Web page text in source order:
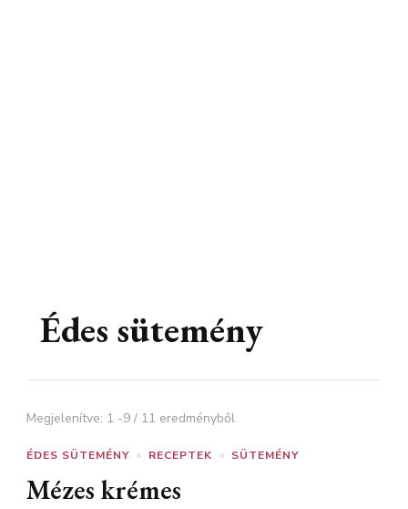
Édes sütemény
Megjelenítve: 1 -9 / 11 eredményből
ÉDES SÜTEMÉNY RECEPTEK SÜTEMÉNY
Mézes krémes